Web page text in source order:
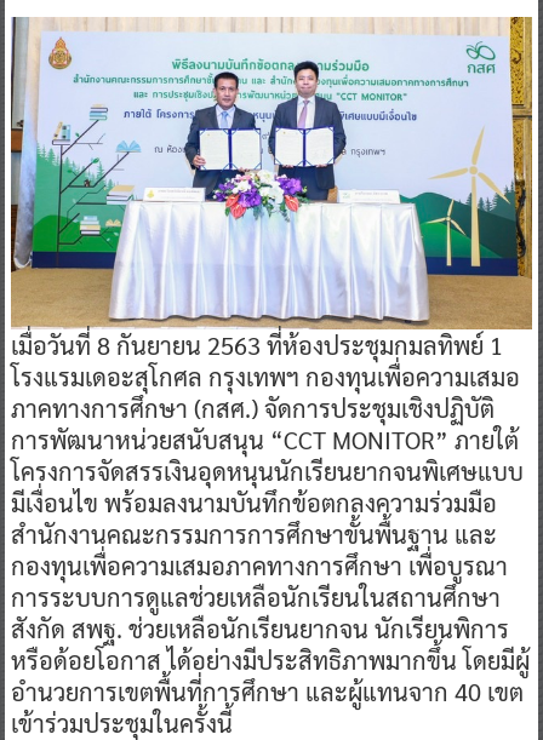
เมื่อวันที่ 8 กันยายน 2563 ที่ห้องประชุมกมลทิพย์ 1
โรงแรมเดอะสุโกศล กรุงเทพฯ กองทุนเพื่อความเสมอ
ภาคทางการศึกษา (กสศ.) จัดการประชุมเชิงปฏิบัติ
การพัฒนาหน่วยสนับสนุน “CCT MONITOR” ภายใต้
โครงการจัดสรรเงินอุดหนุนนักเรียนยากจนพิเศษแบบ
มีเงื่อนไข พร้อมลงนามบันทึกข้อตกลงความร่วมมือ
สำนักงานคณะกรรมการการศึกษาขั้นพื้นฐาน และ
กองทุนเพื่อความเสมอภาคทางการศึกษา เพื่อบูรณา
การระบบการดูแลช่วยเหลือนักเรียนในสถานศึกษา
สังกัด สพฐ. ช่วยเหลือนักเรียนยากจน นักเรียนพิการ
หรือด้อยโอกาส ได้อย่างมีประสิทธิภาพมากขึ้น โดยมีผู้
อำนวยการเขตพื้นที่การศึกษา และผู้แทนจาก 40 เขต
เข้าร่วมประชุมในครั้งนี้